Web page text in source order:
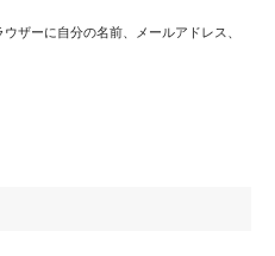
ザーに自分の名前、メールアドレス、